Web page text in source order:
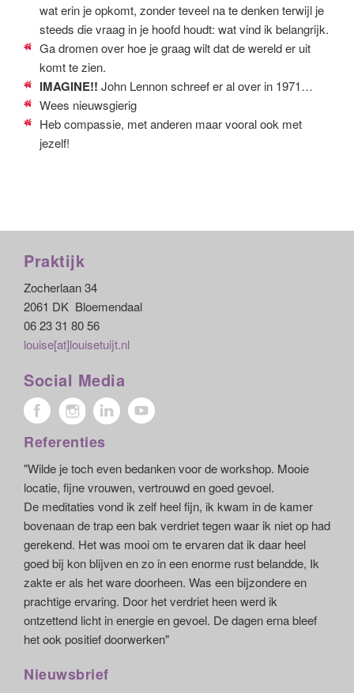
wat erin je opkomt, zonder teveel na te denken terwijl je
steeds die vraag in je hoofd houdt: wat vind ik belangrijk.
Ga dromen over hoe je graag wilt dat de wereld er uit
komt te zien.
IMAGINE!! John Lennon schreef er al over in 1971…
Wees nieuwsgierig
Heb compassie, met anderen maar vooral ook met
jezelf!
Praktijk
Zocherlaan 34
2061 DK Bloemendaal
06 23 31 80 56
louise[at]louisetuijt.nl
Social Media
Referenties
"Wilde je toch even bedanken voor de workshop. Mooie
locatie, fijne vrouwen, vertrouwd en goed gevoel.
De meditaties vond ik zelf heel fijn, ik kwam in de kamer
bovenaan de trap een bak verdriet tegen waar ik niet op had
gerekend. Het was mooi om te ervaren dat ik daar heel
goed bij kon blijven en zo in een enorme rust belandde, Ik
zakte er als het ware doorheen. Was een bijzondere en
prachtige ervaring. Door het verdriet heen werd ik
ontzettend licht in energie en gevoel. De dagen erna bleef
het ook positief doorwerken"
Nieuwsbrief